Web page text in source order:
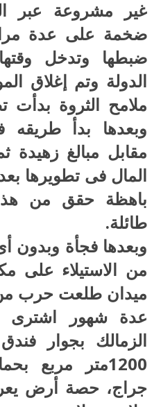
غير مشروعة عبر
ضخمة على عدة
ضبطها وتدخل
الدولة وتم إغلاق
ملامح الثروة بدأت
وبعدها بدأ طريقه
مقابل مبالغ زهيدة
المال فى تطويرها
باهظة حقق من هذه
طائلة.
وبعدها فجأة وبدون
من الاستيلاء على
ميدان طلعت حرب من
عدة شهور اشترى
الزمالك بجوار
1200متر مربع